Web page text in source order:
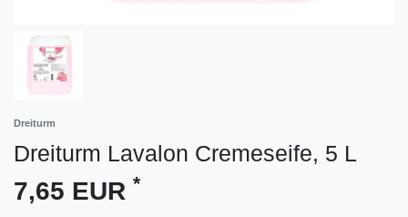
Dreiturm
Dreiturm Lavalon Cremeseife, 5 L
7,65 EUR *